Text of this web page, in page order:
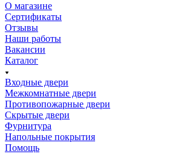
О магазине
Сертификаты
Отзывы
Наши работы
Вакансии
Каталог
Входные двери
Межкомнатные двери
Противопожарные двери
Скрытые двери
Фурнитура
Напольные покрытия
Помощь